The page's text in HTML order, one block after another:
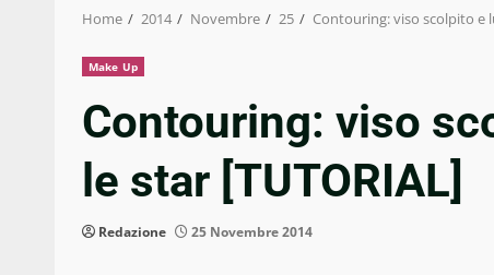
Home 2014 Novembre 25 Contouring: viso scolpito e
Make Up
Contouring: viso
le star [TUTORIAL]
Redazione 25 Novembre 2014